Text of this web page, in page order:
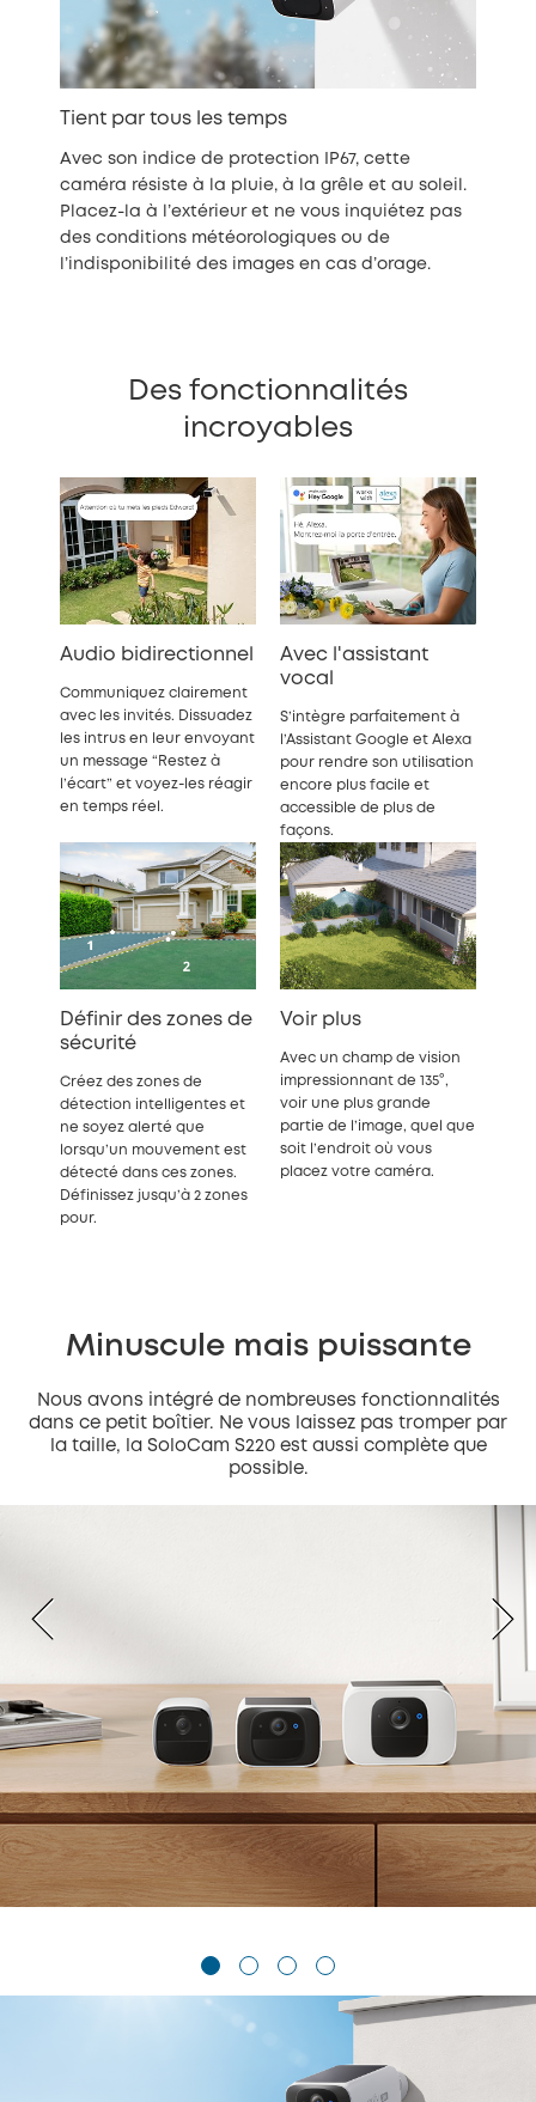
Tient par tous les temps
Avec son indice de protection IP67, cette
caméra résiste à la pluie, à la grêle et au soleil.
Placez-la à l’extérieur et ne vous inquiétez pas
des conditions météorologiques ou de
l’indisponibilité des images en cas d’orage.
Des fonctionnalités
incroyables
Audio bidirectionnel
Communiquez clairement
avec les invités. Dissuadez
les intrus en leur envoyant
un message “Restez à
l’écart” et voyez-les réagir
en temps réel.
Avec l'assistant
vocal
S’intègre parfaitement à
l’Assistant Google et Alexa
pour rendre son utilisation
encore plus facile et
accessible de plus de
façons.
Définir des zones de
sécurité
Créez des zones de
détection intelligentes et
ne soyez alerté que
lorsqu’un mouvement est
détecté dans ces zones.
Définissez jusqu’à 2 zones
pour.
Voir plus
Avec un champ de vision
impressionnant de 135°,
voir une plus grande
partie de l’image, quel que
soit l’endroit où vous
placez votre caméra.
Minuscule mais puissante
Nous avons intégré de nombreuses fonctionnalités
dans ce petit boîtier. Ne vous laissez pas tromper par
la taille, la SoloCam S220 est aussi complète que
possible.